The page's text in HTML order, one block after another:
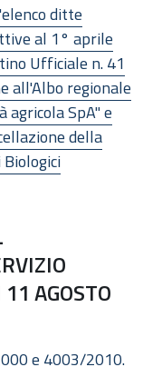
ditte
al 1° aprile
Ufficiale n. 41
all'Albo regionale
agricola SpA" e
della
AGOSTO
e 4003/2010.